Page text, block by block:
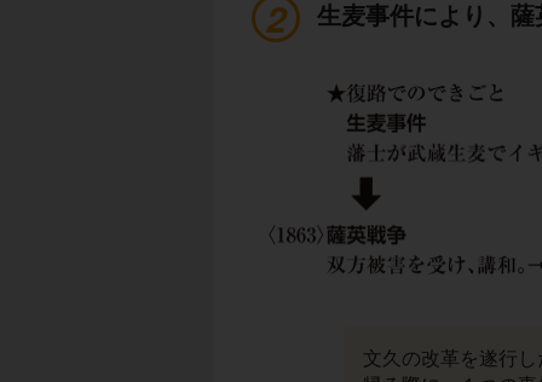
生麦事件により、
文久の改革を遂行